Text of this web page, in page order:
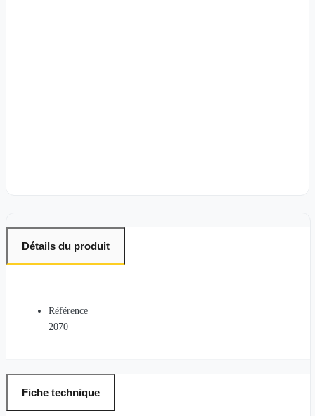
Détails du produit
Référence
2070
Fiche technique